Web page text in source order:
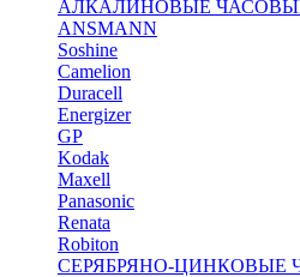
АЛКАЛИНОВЫЕ
ANSMANN
Soshine
Camelion
Duracell
Energizer
GP
Kodak
Maxell
Panasonic
Renata
Robiton
СЕРЯБРЯНО-ЦИНКОВЫЕ